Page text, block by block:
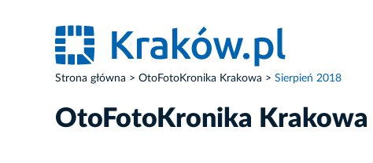
Strona główna OtoFotoKronika Krakowa Sierpień 2018
OtoFotoKronika Krakowa